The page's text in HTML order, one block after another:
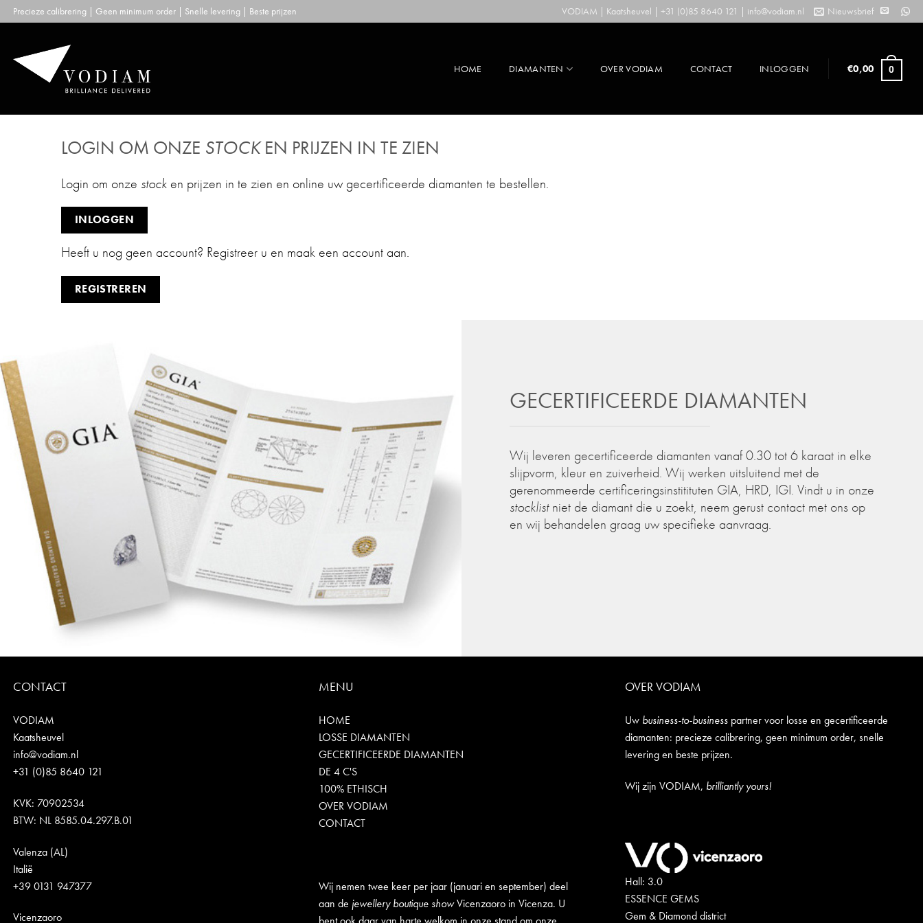
Skip
to
Precieze calibrering | Geen minimum order | Snelle levering | Beste prijzen VODIAM | Kaatsheuvel | +31 (0)85 8640 121 | info@vodiam.nl Nieuwsbrief
HOME DIAMANTEN OVER VODIAM CONTACT INLOGGEN €0,00 0
LOGIN OM ONZE STOCKEN PRIJZEN IN TE ZIEN
Login om onze stock en prijzen in te zien en online uw gecertificeerde diamanten te bestellen.
INLOGGEN
Heeft u nog geen account? Registreer u en maak een account aan.
REGISTREREN
GECERTIFICEERDE DIAMANTEN
Wij leveren gecertificeerde diamanten vanaf 0.30 tot 6 karaat in elke
slijpvorm, kleur en zuiverheid. Wij werken uitsluitend met de
gerenommeerde certificeringsinstitituten GIA, HRD, IGI. Vindt u in onze
stocklistniet de diamant die u zoekt, neem gerust contact met ons op
en wij behandelen graag uw specifieke aanvraag.
CONTACT
VODIAM
Kaatsheuvel
info@vodiam.nl
+31 (0)85 8640 121
KVK: 70902534
BTW: NL 8585.04.297.B.01
Valenza (AL)
Italië
+39 0131 947377
Vicenzaoro
MENU
HOME
LOSSE DIAMANTEN
GECERTIFICEERDE DIAMANTEN
DE 4 C'S
100% ETHISCH
OVER VODIAM
CONTACT
Wij nemen twee keer per jaar (januari en september) deel
aan de jewellery boutique showVicenzaoro in Vicenza. U
OVER VODIAM
Uw business-to-businesspartner voor losse en gecertificeerde
diamanten: precieze calibrering, geen minimum order, snelle
levering en beste prijzen.
Wij zijn VODIAM, brilliantly yours!
Hall: 3.0
ESSENCE GEMS
Gem & Diamond district